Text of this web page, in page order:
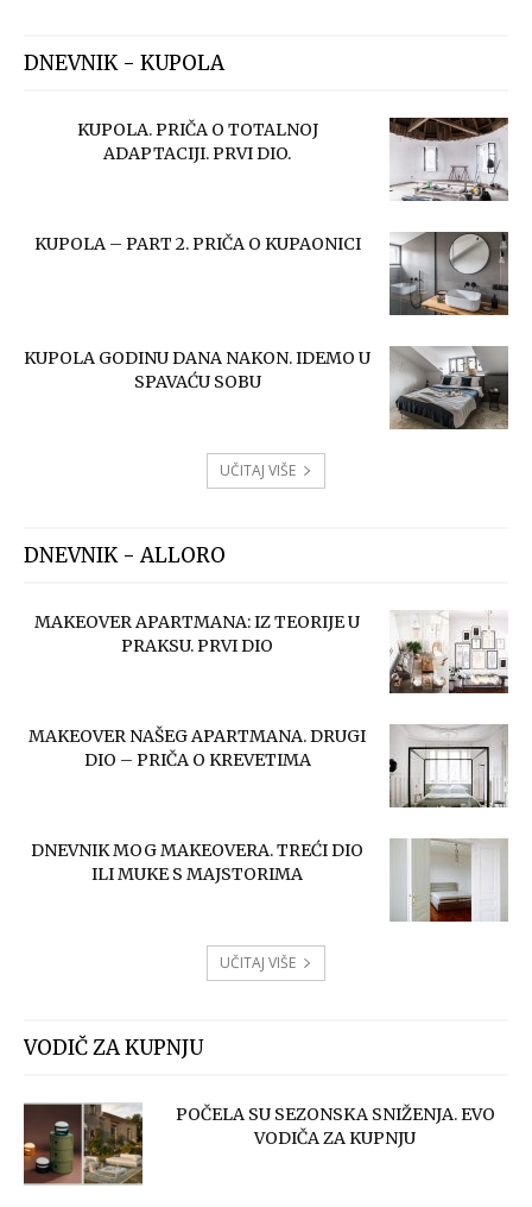
DNEVNIK - KUPOLA
KUPOLA. PRIČA O TOTALNOJ
ADAPTACIJI. PRVI DIO.
KUPOLA – PART 2. PRIČA O KUPAONICI
KUPOLA GODINU DANA NAKON. IDEMO U
SPAVAĆU SOBU
UČITAJ VIŠE
DNEVNIK - ALLORO
MAKEOVER APARTMANA: IZ TEORIJE U
PRAKSU. PRVI DIO
MAKEOVER NAŠEG APARTMANA. DRUGI
DIO – PRIČA O KREVETIMA
DNEVNIK MOG MAKEOVERA. TREĆI DIO
ILI MUKE S MAJSTORIMA
UČITAJ VIŠE
VODIČ ZA KUPNJU
POČELA SU SEZONSKA SNIŽENJA. EVO
VODIČA ZA KUPNJU